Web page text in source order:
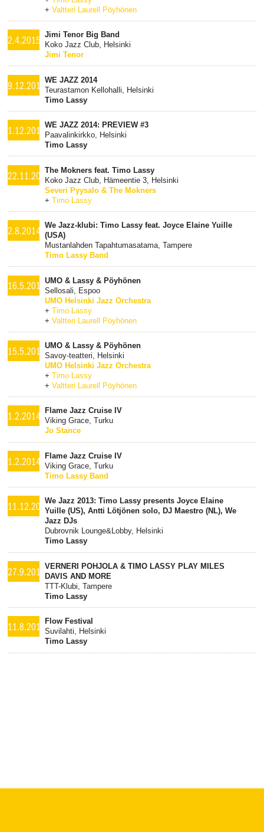
+Valtteri Laurell Pöyhönen
2.4.2015
Jimi Tenor Big Band
Koko Jazz Club, Helsinki
Jimi Tenor
9.12.2014WE JAZZ 2014
Teurastamon Kellohalli, Helsinki
Timo Lassy
1.12.2014
WE JAZZ 2014: PREVIEW #3
Paavalinkirkko, Helsinki
Timo Lassy
22.11.2014The Mokners feat. Timo Lassy
Koko Jazz Club, Hämeentie 3, Helsinki
Severi Pyysalo & The Mokners
+Timo Lassy
2.8.2014
We Jazz-klubi: Timo Lassy feat. Joyce Elaine Yuille
(USA)
Mustanlahden Tapahtumasatama, Tampere
Timo Lassy Band
16.5.2014UMO & Lassy & Pöyhönen
Sellosali, Espoo
UMO Helsinki Jazz Orchestra
+Timo Lassy
+Valtteri Laurell Pöyhönen
15.5.2014UMO & Lassy & Pöyhönen
Savoy-teatteri, Helsinki
UMO Helsinki Jazz Orchestra
+Timo Lassy
+Valtteri Laurell Pöyhönen
1.2.2014
Flame Jazz Cruise IV
Viking Grace, Turku
Jo Stance
1.2.2014
Flame Jazz Cruise IV
Viking Grace, Turku
Timo Lassy Band
11.12.2013We Jazz 2013: Timo Lassy presents Joyce Elaine
Yuille (US), Antti Lötjönen solo, DJ Maestro (NL), We
Jazz DJs
Dubrovnik Lounge&Lobby, Helsinki
Timo Lassy
27.9.2013VERNERI POHJOLA & TIMO LASSY PLAY MILES
DAVIS AND MORE
TTT-Klubi, Tampere
Timo Lassy
11.8.2013Flow Festival
Suvilahti, Helsinki
Timo Lassy